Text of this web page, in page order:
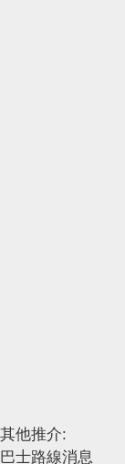
其他推介:
巴士路線消息